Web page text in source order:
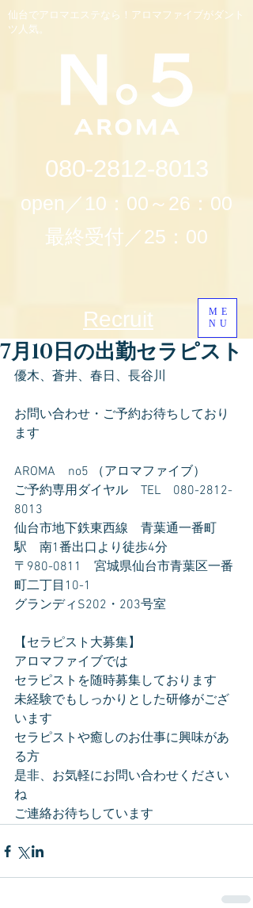
仙台でアロマエステなら！アロマファイブがダント
ツ人気。
080-2812-8013
open／10：00～26：00
最終受付／25：00
ME
NU
Recruit
7月10日の出勤セラピスト
優木、蒼井、春日、長谷川
お問い合わせ・ご予約お待ちしており
ます
AROMA　no5 （アロマファイブ）
ご予約専用ダイヤル　TEL　080-2812-
8013
仙台市地下鉄東西線　青葉通一番町
駅　南1番出口より徒歩4分
〒980-0811　宮城県仙台市青葉区一番
町二丁目10-1
グランディS202・203号室
【セラピスト大募集】
アロマファイブでは
セラピストを随時募集しております
未経験でもしっかりとした研修がござ
います
セラピストや癒しのお仕事に興味があ
る方
是非、お気軽にお問い合わせください
ね
ご連絡お待ちしています